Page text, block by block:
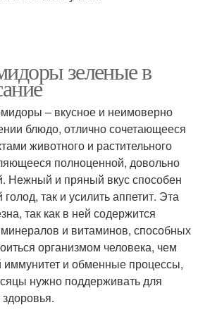
зеленые в
– вкусное и неимоверно
блюдо, отлично сочетающееся
животного и растительного
полноценной, довольно
Нежный и пряный вкус способен
так и усилить аппетит. Эта
так как в ней содержится
и витаминов, способных
организмом человека, чем
и обменные процессы,
нужно поддерживать для